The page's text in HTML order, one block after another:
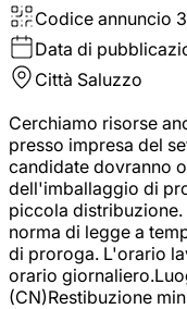
Codice annuncio
Data di
Città Saluzzo
Cerchiamo risorse
presso impresa del
candidate dovranno
dell'imballaggio di
piccola
norma di legge a
di proroga. L'orario
orario
(CN)Restibuzione